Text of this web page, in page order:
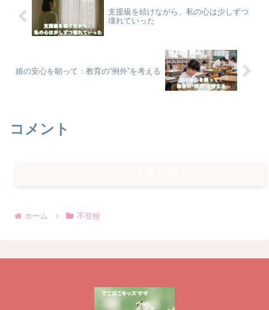
支援級を続けながら、私の心は少しずつ
壊れていった
娘の安心を願って：教育の“例外”を考える
コメント
ホーム 不登校